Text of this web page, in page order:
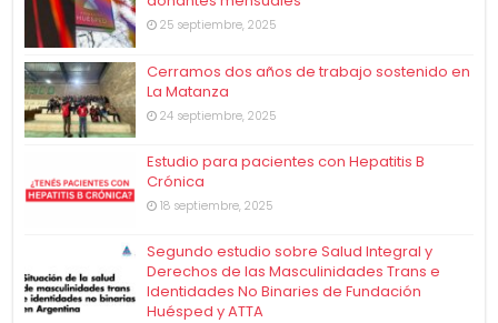
25 septiembre, 2025
Cerramos dos años de trabajo sostenido en
La Matanza
24 septiembre, 2025
Estudio para pacientes con Hepatitis B
Crónica
18 septiembre, 2025
Segundo estudio sobre Salud Integral y
Derechos de las Masculinidades Trans e
Identidades No Binaries de Fundación
Huésped y ATTA